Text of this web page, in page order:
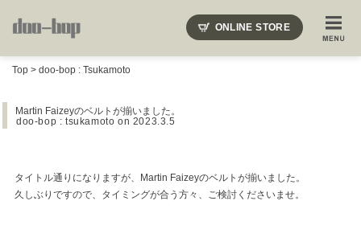
ONLINE STORE
Top > doo-bop : Tsukamoto
Martin Faizeyのベルトが揃いました。
doo-bop : tsukamoto on 2023.3.5
タイトル通りになりますが、Martin Faizeyのベルトが揃いました。
久しぶりですので、タイミングが合う方々、ご検討くださいませ。